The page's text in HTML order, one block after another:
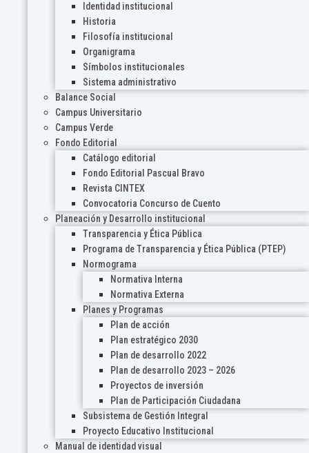
Identidad institucional
Historia
Filosofía institucional
Organigrama
Símbolos institucionales
Sistema administrativo
Balance Social
Campus Universitario
Campus Verde
Fondo Editorial
Catálogo editorial
Fondo Editorial Pascual Bravo
Revista CINTEX
Convocatoria Concurso de Cuento
Planeación y Desarrollo institucional
Transparencia y Ética Pública
Programa de Transparencia y Ética Pública (PTEP)
Normograma
Normativa Interna
Normativa Externa
Planes y Programas
Plan de acción
Plan estratégico 2030
Plan de desarrollo 2022
Plan de desarrollo 2023 – 2026
Proyectos de inversión
Plan de Participación Ciudadana
Subsistema de Gestión Integral
Proyecto Educativo Institucional
Manual de identidad visual